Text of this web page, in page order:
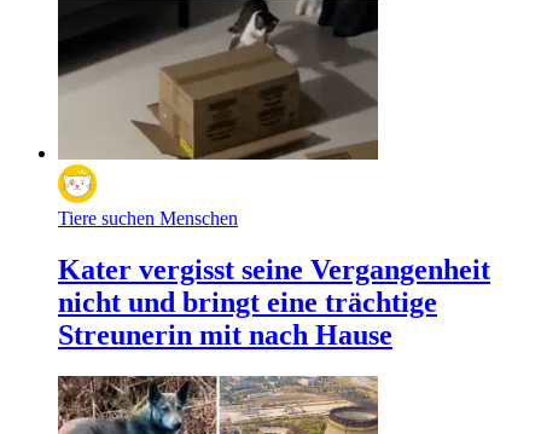
Tiere suchen Menschen
Kater vergisst seine Vergangenheit
nicht und bringt eine trächtige
Streunerin mit nach Hause